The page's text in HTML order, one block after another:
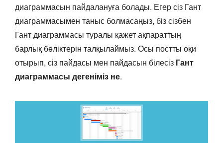
диаграммасын пайдалануға болады. Егер сіз Гант
диаграммасымен таныс болмасаңыз, біз сізбен
Гант диаграммасы туралы қажет ақпараттың
барлық бөліктерін талқылаймыз. Осы постты оқи
отырып, сіз пайдасы мен пайдасын білесіз Гант
диаграммасы дегеніміз не.